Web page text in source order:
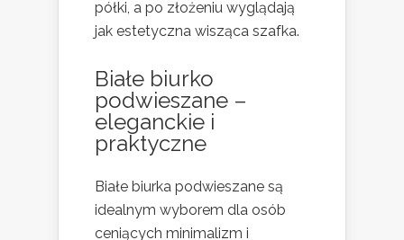
półki, a po złożeniu wyglądają
jak estetyczna wisząca szafka​​.
Białe biurko
podwieszane –
eleganckie i
praktyczne
Białe biurka podwieszane są
idealnym wyborem dla osób
ceniących minimalizm i